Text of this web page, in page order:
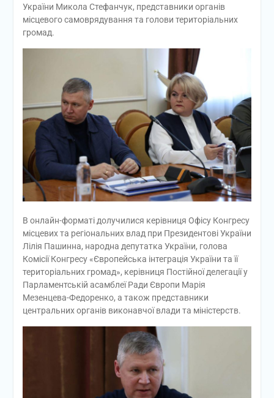
України Микола Стефанчук, представники органів
місцевого самоврядування та голови територіальних
громад.
В онлайн-форматі долучилися керівниця Офісу Конгресу
місцевих та регіональних влад при Президентові України
Лілія Пашинна, народна депутатка України, голова
Комісії Конгресу «Європейська інтеграція України та її
територіальних громад», керівниця Постійної делегації у
Парламентській асамблеї Ради Європи Марія
Мезенцева-Федоренко, а також представники
центральних органів виконавчої влади та міністерств.